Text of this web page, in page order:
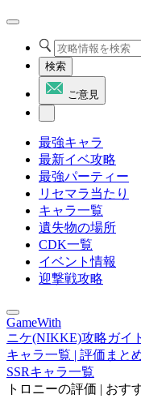
検索
ご意見
最強キャラ
最新イベ攻略
最強パーティー
リセマラ当たり
キャラ一覧
遺失物の場所
CDK一覧
イベント情報
迎撃戦攻略
GameWith
ニケ(NIKKE)攻略ガイ
キャラ一覧 | 評価まと
SSRキャラ一覧
トロニーの評価 | おす